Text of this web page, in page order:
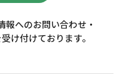
報へのお問い合わせ・
け付けております。